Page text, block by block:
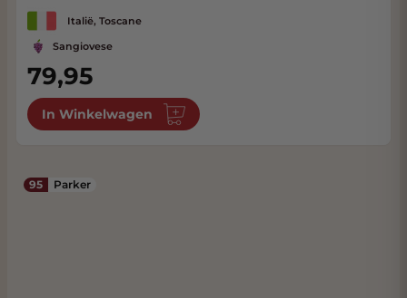
Italië, Toscane
Sangiovese
79,95
In Winkelwagen
95 Parker